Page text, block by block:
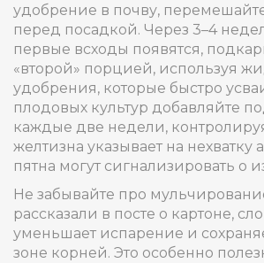
удобрение в почву,
перед посадкой. Через 3–4
первые всходы появятся,
«второй» порцией, используя
удобрения, которые быстро
плодовых культур добавляйте
каждые две недели,
желтизна указывает на нехватку
пятна могут сигнализировать о
Не забывайте про
рассказали в посте о картоне,
уменьшает испарение и
зоне корней. Это особенно